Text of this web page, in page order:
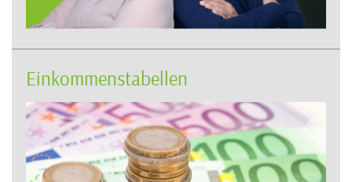
Einkommenstabellen